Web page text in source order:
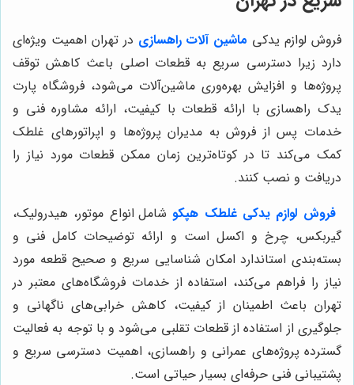
فروش لوازم یدکی ماشین آلات راهسازی در تهران اهمیت ویژه‌ای
دارد زیرا دسترسی سریع به قطعات اصلی باعث کاهش توقف
پروژه‌ها و افزایش بهره‌وری ماشین‌آلات می‌شود، فروشگاه پارت
یدک راهسازی با ارائه قطعات با کیفیت، ارائه مشاوره فنی و
خدمات پس از فروش به مدیران پروژه‌ها و اپراتورهای غلطک
کمک می‌کند تا در کوتاه‌ترین زمان ممکن قطعات مورد نیاز را
دریافت و نصب کنند.
فروش لوازم یدکی غلطک هپکو شامل انواع موتور، هیدرولیک،
گیربکس، چرخ و اکسل است و ارائه توضیحات کامل فنی و
بسته‌بندی استاندارد امکان شناسایی سریع و صحیح قطعه مورد
نیاز را فراهم می‌کند، استفاده از خدمات فروشگاه‌های معتبر در
تهران باعث اطمینان از کیفیت، کاهش خرابی‌های ناگهانی و
جلوگیری از استفاده از قطعات تقلبی می‌شود و با توجه به فعالیت
گسترده پروژه‌های عمرانی و راهسازی، اهمیت دسترسی سریع و
پشتیبانی فنی حرفه‌ای بسیار حیاتی است.